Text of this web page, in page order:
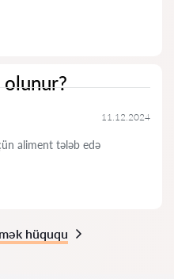
11.12.2024
aliment tələb edə
hüququ